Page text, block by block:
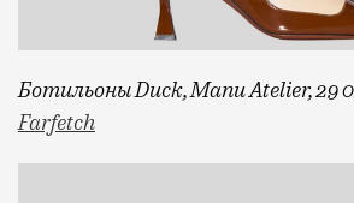
БотильоныDuck,ManuAtelier, 29
Farfetch